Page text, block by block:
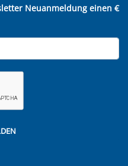
Neuanmeldung einen €